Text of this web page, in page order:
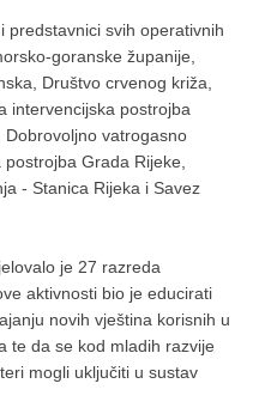
predstavnici svih operativnih
goranske županije,
Društvo crvenog križa,
intervencijska postrojba
Dobrovoljno vatrogasno
Grada Rijeke,
- Stanica Rijeka i Savez
je 27 razreda
aktivnosti bio je educirati
novih vještina korisnih u
te da se kod mladih razvije
mogli uključiti u sustav